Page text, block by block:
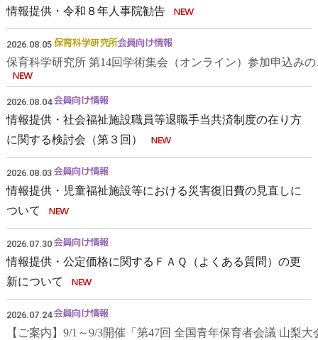
情報提供・令和８年人事院勧告
2026.08.05
保育科学研究所 第14回学術集会（オンライン）参加申込み
2026.08.04
情報提供・社会福祉施設職員等退職手当共済制度の在り方
に関する検討会（第３回）
2026.08.03
情報提供・児童福祉施設等における災害復旧費の見直しに
ついて
2026.07.30
情報提供・公定価格に関するＦＡＱ（よくある質問）の更
新について
2026.07.24
【ご案内】9/1～9/3開催「第47回 全国青年保育者会議 山梨